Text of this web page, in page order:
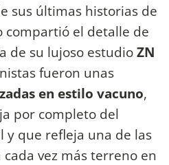
sus últimas historias de
compartió el detalle de
de su lujoso estudioZN
fueron unas
en estilo vacuno,
por completo del
que refleja una de las
vez más terreno en